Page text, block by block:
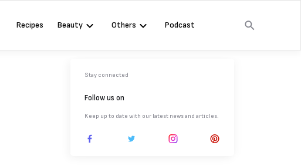
Recipes Beauty Others Podcast
Stay connected
Follow us on
Keep up to date with our latest news and articles.